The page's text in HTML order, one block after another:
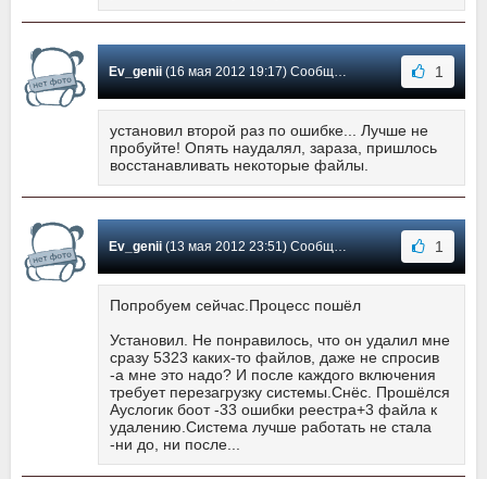
Ev_genii(16 мая 2012 19:17) Сообщение #37 1
установил второй раз по ошибке... Лучше не
пробуйте! Опять наудалял, зараза, пришлось
восстанавливать некоторые файлы.
Ev_genii(13 мая 2012 23:51) Сообщение #36 1
Попробуем сейчас.Процесс пошёл
Установил. Не понравилось, что он удалил мне
сразу 5323 каких-то файлов, даже не спросив
-а мне это надо? И после каждого включения
требует перезагрузку системы.Снёс. Прошёлся
Ауслогик боот -33 ошибки реестра+3 файла к
удалению.Система лучше работать не стала
-ни до, ни после...